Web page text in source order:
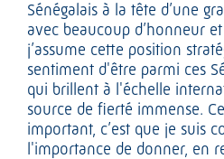
Sénégalais à la tête d’une
avec beaucoup d’honneur
j’assume cette position
sentiment d'être parmi ces
qui brillent à l'échelle
source de fierté immense.
important, c’est que je suis
l'importance de donner, en